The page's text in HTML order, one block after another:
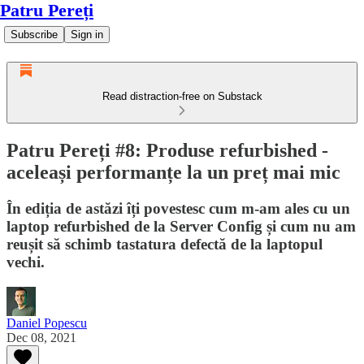
Patru Pereți
Subscribe Sign in
Read distraction-free on Substack
Patru Pereți #8: Produse refurbished -
aceleași performanțe la un preț mai mic
În ediția de astăzi îți povestesc cum m-am ales cu un
laptop refurbished de la Server Config și cum nu am
reușit să schimb tastatura defectă de la laptopul
vechi.
Daniel Popescu
Dec 08, 2021